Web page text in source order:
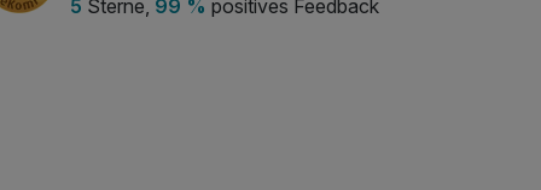
5 Sterne, 99 % positives Feedback